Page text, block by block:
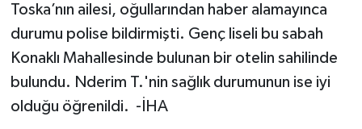
Toska’nın ailesi, oğullarından haber alamayınca
durumu polise bildirmişti. Genç liseli bu sabah
Konaklı Mahallesinde bulunan bir otelin sahilinde
bulundu. Nderim T.'nin sağlık durumunun ise iyi
olduğu öğrenildi. -İHA